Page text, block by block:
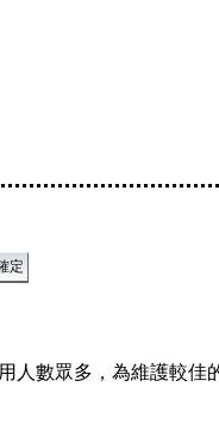
人數眾多，為維護較